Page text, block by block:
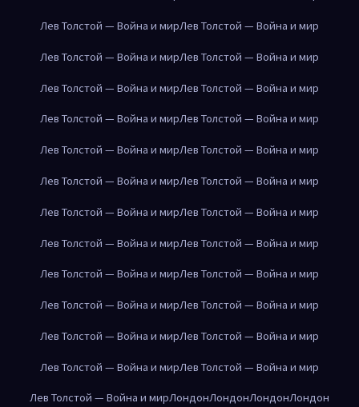
Лев Толстой — Война и мирЛев Толстой — Война и мир
Лев Толстой — Война и мирЛев Толстой — Война и мир
Лев Толстой — Война и мирЛев Толстой — Война и мир
Лев Толстой — Война и мирЛев Толстой — Война и мир
Лев Толстой — Война и мирЛев Толстой — Война и мир
Лев Толстой — Война и мирЛев Толстой — Война и мир
Лев Толстой — Война и мирЛев Толстой — Война и мир
Лев Толстой — Война и мирЛев Толстой — Война и мир
Лев Толстой — Война и мирЛев Толстой — Война и мир
Лев Толстой — Война и мирЛев Толстой — Война и мир
Лев Толстой — Война и мирЛев Толстой — Война и мир
Лев Толстой — Война и мирЛев Толстой — Война и мир
Лев Толстой — Война и мирЛондонЛондонЛондонЛондон